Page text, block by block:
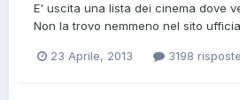
E' uscita una lista dei cinema dove
Non la trovo nemmeno nel sito
23 Aprile, 2013 3198 risposte